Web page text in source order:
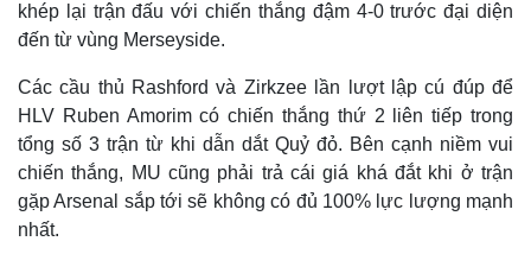
khép lại trận đấu với chiến thắng đậm 4-0 trước đại diện
đến từ vùng Merseyside.
Các cầu thủ Rashford và Zirkzee lần lượt lập cú đúp để
HLV Ruben Amorim có chiến thắng thứ 2 liên tiếp trong
tổng số 3 trận từ khi dẫn dắt Quỷ đỏ. Bên cạnh niềm vui
chiến thắng, MU cũng phải trả cái giá khá đắt khi ở trận
gặp Arsenal sắp tới sẽ không có đủ 100% lực lượng mạnh
nhất.